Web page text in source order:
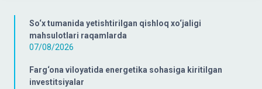
So‘x tumanida yetishtirilgan qishloq xo‘jaligi
mahsulotlari raqamlarda
07/08/2026
Farg‘ona viloyatida energetika sohasiga kiritilgan
investitsiyalar